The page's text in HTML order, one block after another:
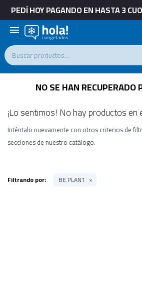
PEDÍ HOY PAGANDO EN HASTA 3
menu
NO SE HAN RECUPERADO
¡Lo sentimos! No hay productos en
Inténtalo nuevamente con otros criterios de
secciones de nuestro catálogo.
Filtrando por: BE.PLANT